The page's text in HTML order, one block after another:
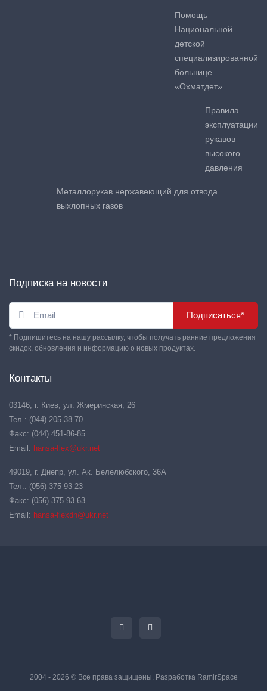
Помощь
Национальной
детской
специализированной
больнице
«Охматдет»
Правила
эксплуатации
рукавов
высокого
давления
Металлорукав нержавеющий для отвода
выхлопных газов
Подписка на новости
Подписаться*
* Подпишитесь на нашу рассылку, чтобы получать ранние предложения
скидок, обновления и информацию о новых продуктах.
Контакты
03146, г. Киев, ул. Жмеринская, 26
Тел.: (044) 205-38-70
Факс: (044) 451-86-85
Email: hansa-flex@ukr.net
49019, г. Днепр, ул. Ак. Белелюбского, 36А
Тел.: (056) 375-93-23
Факс: (056) 375-93-63
Email: hansa-flexdn@ukr.net
2004 - 2026 © Все права защищены. Разработка RamirSpace